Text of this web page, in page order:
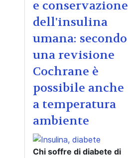
e conservazione
dell'insulina
umana: secondo
una revisione
Cochrane è
possibile anche
a temperatura
ambiente
Chi soffre di diabete di